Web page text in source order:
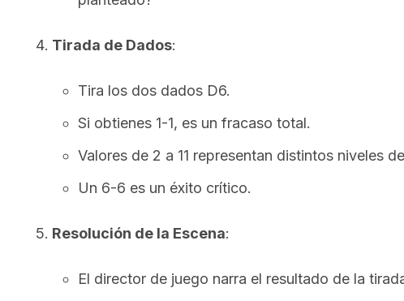
Tirada de Dados:
Tira los dos dados D6.
Si obtienes 1-1, es un fracaso total.
Valores de 2 a 11 representan distintos niveles
Un 6-6 es un éxito crítico.
Resolución de la Escena:
El director de juego narra el resultado de la